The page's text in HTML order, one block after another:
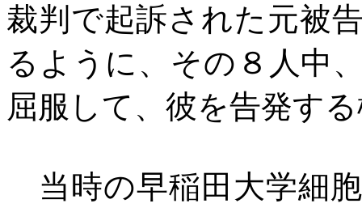
裁判で起訴された元被
るように、その８人中
屈服して、彼を告発す
当時の早稲田大学細